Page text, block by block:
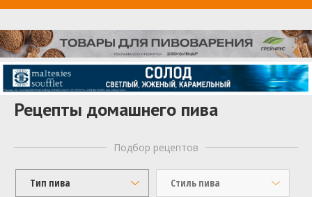
Рецепты домашнего пива
Подбор рецептов
Тип пива Стиль пива